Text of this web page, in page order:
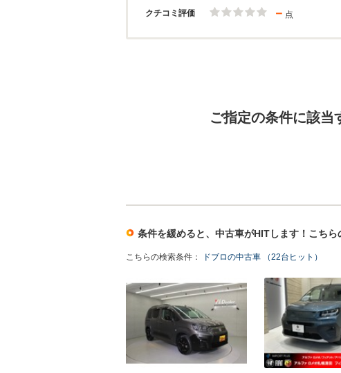
クチコミ評価 － 点
ご指定の条件に該当
条件を緩めると、中古車がHITします！こちら
こちらの検索条件： ドブロの中古車 （22台ヒット）